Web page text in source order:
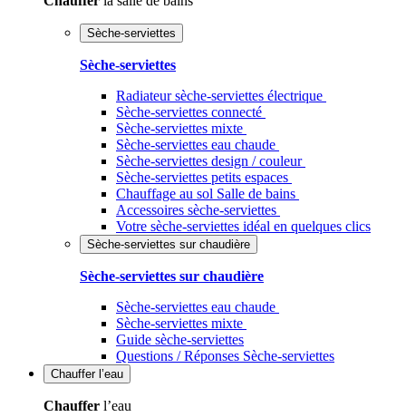
Sèche-serviettes
Sèche-serviettes
Radiateur sèche-serviettes électrique
Sèche-serviettes connecté
Sèche-serviettes mixte
Sèche-serviettes eau chaude
Sèche-serviettes design / couleur
Sèche-serviettes petits espaces
Chauffage au sol Salle de bains
Accessoires sèche-serviettes
Votre sèche-serviettes idéal en quelques clics
Sèche-serviettes sur chaudière
Sèche-serviettes sur chaudière
Sèche-serviettes eau chaude
Sèche-serviettes mixte
Guide sèche-serviettes
Questions / Réponses Sèche-serviettes
Chauffer l’eau
Chauffer l’eau